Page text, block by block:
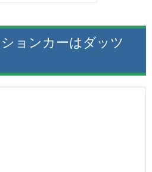
ョンカーはダッツ